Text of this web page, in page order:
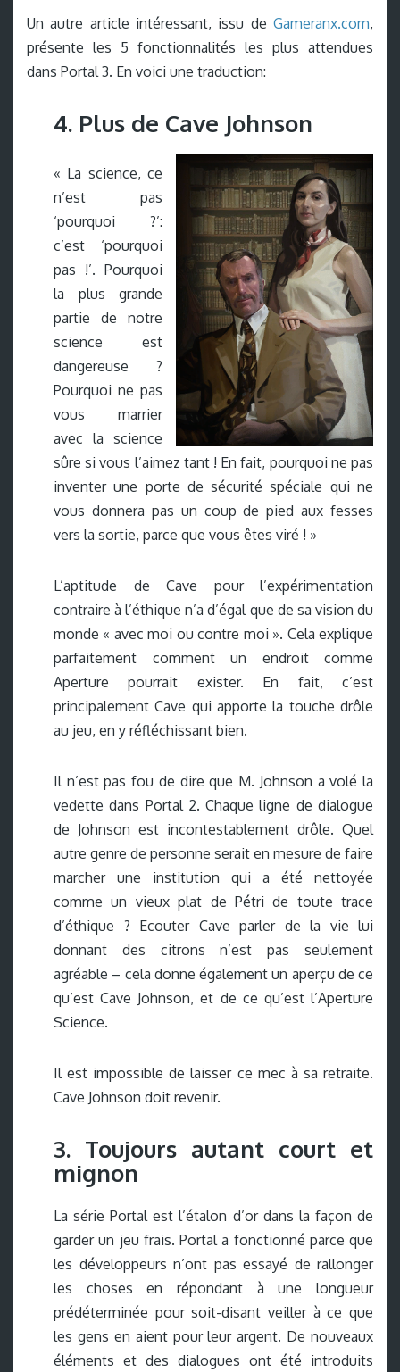
Un autre article intéressant, issu de Gameranx.com,
présente les 5 fonctionnalités les plus attendues
dans Portal 3. En voici une traduction:
4. Plus de Cave Johnson
« La science, ce
n’est pas
‘pourquoi ?’:
c’est ‘pourquoi
pas !’. Pourquoi
la plus grande
partie de notre
science est
dangereuse ?
Pourquoi ne pas
vous marrier
avec la science
sûre si vous l’aimez tant ! En fait, pourquoi ne pas
inventer une porte de sécurité spéciale qui ne
vous donnera pas un coup de pied aux fesses
vers la sortie, parce que vous êtes viré ! »
L’aptitude de Cave pour l’expérimentation
contraire à l’éthique n’a d’égal que de sa vision du
monde « avec moi ou contre moi ». Cela explique
parfaitement comment un endroit comme
Aperture pourrait exister. En fait, c’est
principalement Cave qui apporte la touche drôle
au jeu, en y réfléchissant bien.
Il n’est pas fou de dire que M. Johnson a volé la
vedette dans Portal 2. Chaque ligne de dialogue
de Johnson est incontestablement drôle. Quel
autre genre de personne serait en mesure de faire
marcher une institution qui a été nettoyée
comme un vieux plat de Pétri de toute trace
d’éthique ? Ecouter Cave parler de la vie lui
donnant des citrons n’est pas seulement
agréable – cela donne également un aperçu de ce
qu’est Cave Johnson, et de ce qu’est l’Aperture
Science.
Il est impossible de laisser ce mec à sa retraite.
Cave Johnson doit revenir.
3. Toujours autant court et
mignon
La série Portal est l’étalon d’or dans la façon de
garder un jeu frais. Portal a fonctionné parce que
les développeurs n’ont pas essayé de rallonger
les choses en répondant à une longueur
prédéterminée pour soit-disant veiller à ce que
les gens en aient pour leur argent. De nouveaux
éléments et des dialogues ont été introduits